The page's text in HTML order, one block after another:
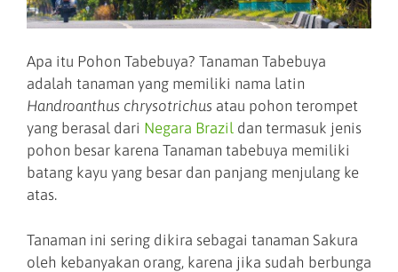
Apa itu Pohon Tabebuya? Tanaman Tabebuya
adalah tanaman yang memiliki nama latin
Handroanthus chrysotrichus atau pohon terompet
yang berasal dari Negara Brazil dan termasuk jenis
pohon besar karena Tanaman tabebuya memiliki
batang kayu yang besar dan panjang menjulang ke
atas.
Tanaman ini sering dikira sebagai tanaman Sakura
oleh kebanyakan orang, karena jika sudah berbunga